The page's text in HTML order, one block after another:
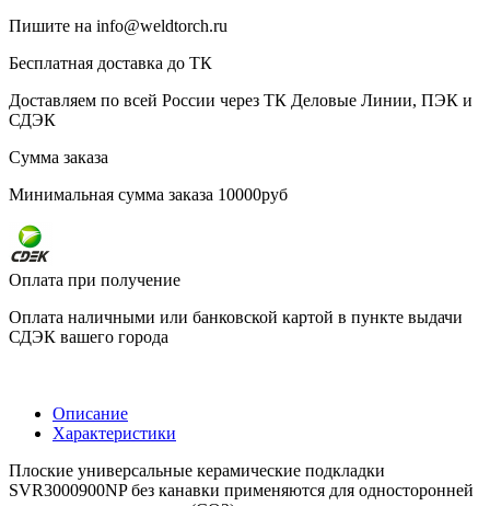
Пишите на info@weldtorch.ru
Бесплатная доставка до ТК
Доставляем по всей России через ТК Деловые Линии, ПЭК и
СДЭК
Сумма заказа
Минимальная сумма заказа 10000руб
Оплата при получение
Оплата наличными или банковской картой в пункте выдачи
СДЭК вашего города
Описание
Характеристики
Плоские универсальные керамические подкладки
SVR3000900NP без канавки применяются для односторонней